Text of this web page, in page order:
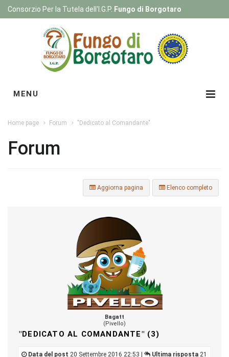
Consorzio Per la Tutela dell'I.G.P. Fungo di Borgotaro
MENU
Home page Forum "Dedicato al Comandante"
Forum
Elenco completo
Aggiorna pagina
Bagatt
(Pivello)
"DEDICATO AL COMANDANTE" (3)
Data del post 20 Settembre 2016 22:53 | Ultima risposta 21